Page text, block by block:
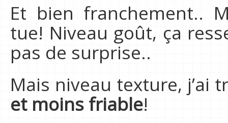
Et bien franchement..
tue! Niveau goût, ça
pas de surprise..
Mais niveau texture, j’ai
et moins friable!